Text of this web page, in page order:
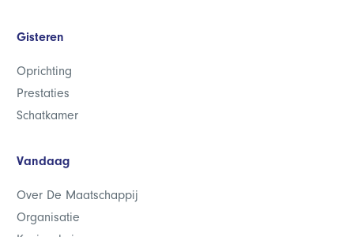
Gisteren
Oprichting
Prestaties
Schatkamer
Vandaag
Over De Maatschappij
Organisatie